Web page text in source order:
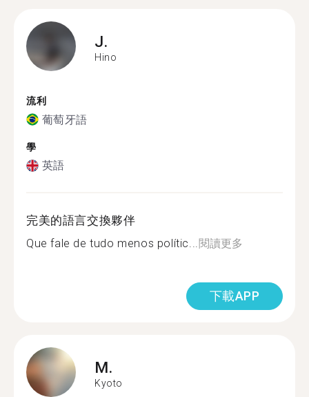
J.
Hino
流利
葡萄牙語
學
英語
完美的語言交換夥伴
Que fale de tudo menos polític...閱讀更多
下載APP
M.
Kyoto